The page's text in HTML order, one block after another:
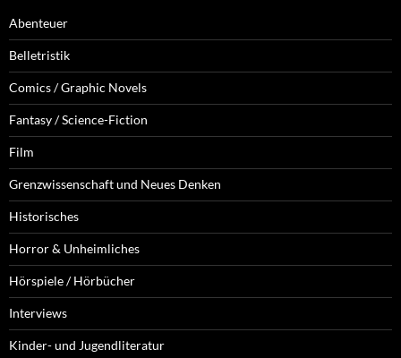
Abenteuer
Belletristik
Comics / Graphic Novels
Fantasy / Science-Fiction
Film
Grenzwissenschaft und Neues Denken
Historisches
Horror & Unheimliches
Hörspiele / Hörbücher
Interviews
Kinder- und Jugendliteratur